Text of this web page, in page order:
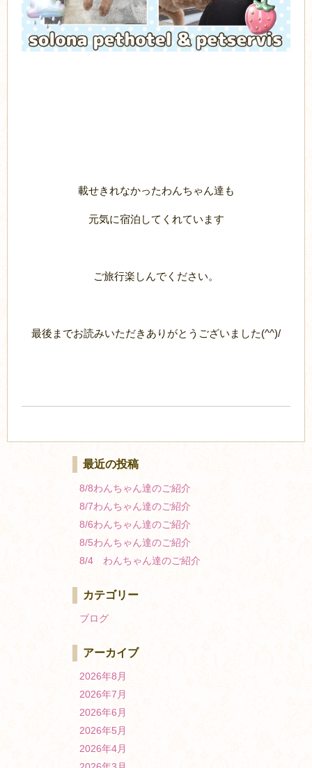
載せきれなかったわんちゃん達も
元気に宿泊してくれています
ご旅行楽しんでください。
最後までお読みいただきありがとうございました(^^)/
最近の投稿
8/8わんちゃん達のご紹介
8/7わんちゃん達のご紹介
8/6わんちゃん達のご紹介
8/5わんちゃん達のご紹介
8/4 わんちゃん達のご紹介
カテゴリー
ブログ
アーカイブ
2026年8月
2026年7月
2026年6月
2026年5月
2026年4月